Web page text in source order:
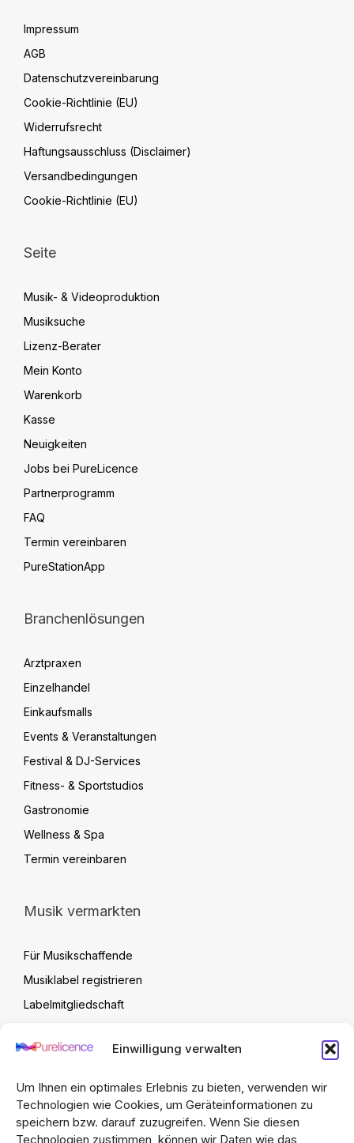
Einwilligung verwalten
Um Ihnen ein optimales Erlebnis zu bieten, verwenden wir
Technologien wie Cookies, um Geräteinformationen zu
speichern bzw. darauf zuzugreifen. Wenn Sie diesen
Technologien zustimmen, können wir Daten wie das
Impressum
AGB
Datenschutzvereinbarung
Cookie-Richtlinie (EU)
Widerrufsrecht
Haftungsausschluss (Disclaimer)
Versandbedingungen
Cookie-Richtlinie (EU)
Seite
Musik- & Videoproduktion
Musiksuche
Lizenz-Berater
Mein Konto
Warenkorb
Kasse
Neuigkeiten
Jobs bei PureLicence
Partnerprogramm
FAQ
Termin vereinbaren
PureStationApp
Branchenlösungen
Arztpraxen
Einzelhandel
Einkaufsmalls
Events & Veranstaltungen
Festival & DJ-Services
Fitness- & Sportstudios
Gastronomie
Wellness & Spa
Termin vereinbaren
Musik vermarkten
Für Musikschaffende
Musiklabel registrieren
Labelmitgliedschaft
Artist Upload Vertrag